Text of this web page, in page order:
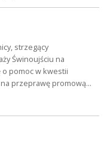
strzegący
Świnoujściu na
pomoc w kwestii
przeprawę promową…